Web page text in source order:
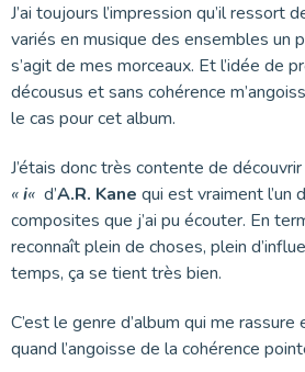
J’ai toujours l’impression qu’il ressort
variés en musique des ensembles un
s’agit de mes morceaux. Et l’idée de
décousus et sans cohérence
le cas pour cet album.
J’étais donc très contente de découvrir
«i« d’A.R. Kane qui est vraiment l’un
composites que j’ai pu écouter. En
reconnaît plein de choses, plein
temps, ça se tient très bien.
C’est le genre d’album qui me
quand l’angoisse de la cohérence